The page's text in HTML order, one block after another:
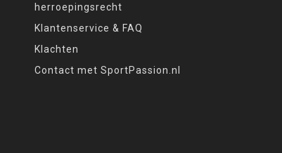
herroepingsrecht
Klantenservice & FAQ
Klachten
Contact met SportPassion.nl